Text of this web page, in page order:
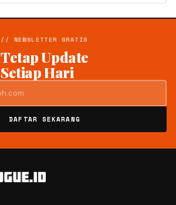
// NEWSLETTER GRATIS
Tetap Update
Setiap Hari
DAFTAR SEKARANG